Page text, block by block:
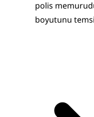
polis
boyutunu